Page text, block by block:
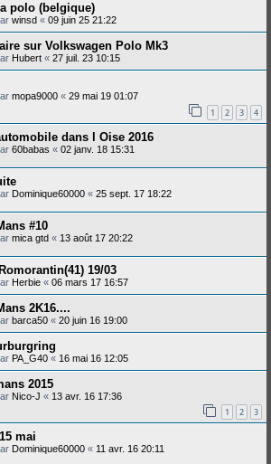
polo (belgique)
winsd « 09 juin 25 21:22
sur Volkswagen Polo Mk3
Hubert « 27 juil. 23 10:15
mopa9000 « 29 mai 19 01:07
1 2 3 4
dans l Oise 2016
60babas « 02 janv. 18 15:31
Dominique60000 « 25 sept. 17 18:22
#10
mica gtd « 13 août 17 20:22
19/03
Herbie « 06 mars 17 16:57
2K16....
barca50 « 20 juin 16 19:00
PA_G40 « 16 mai 16 12:05
2015
Nico-J « 13 avr. 16 17:36
1 2 3
mai
Dominique60000 « 11 avr. 16 20:11